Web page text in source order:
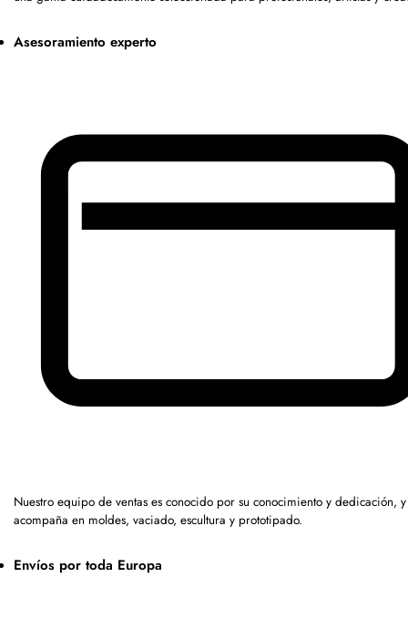
Asesoramiento experto
Nuestro equipo de ventas es conocido por su conocimiento y dedicación,
acompaña en moldes, vaciado, escultura y prototipado.
Envíos por toda Europa